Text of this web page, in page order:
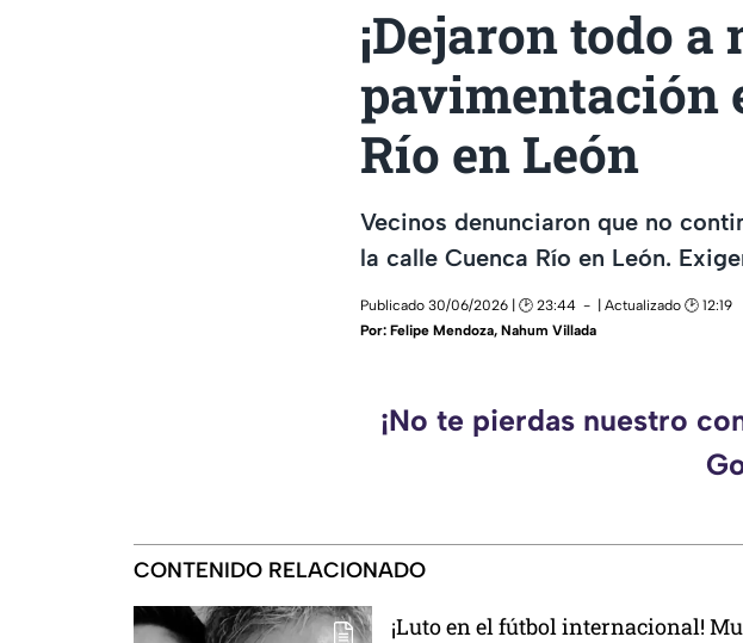
¡Dejaron todo
pavimentación
Río en León
Vecinos denunciaron que no
la calle Cuenca Río en León.
Publicado 30/06/2026 | 🕑 23:44
| Actualizado 🕑 12:19
Por: Felipe Mendoza, Nahum Villada
¡No te pierdas nuestro
CONTENIDO RELACIONADO
¡Luto en el fútbol internacional!